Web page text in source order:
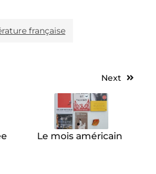
française
Next
Le mois américain